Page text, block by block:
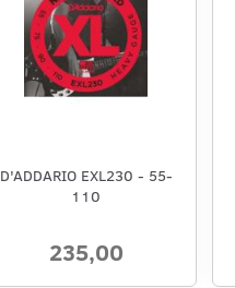
D'ADDARIO EXL230 - 55-
110
235,00